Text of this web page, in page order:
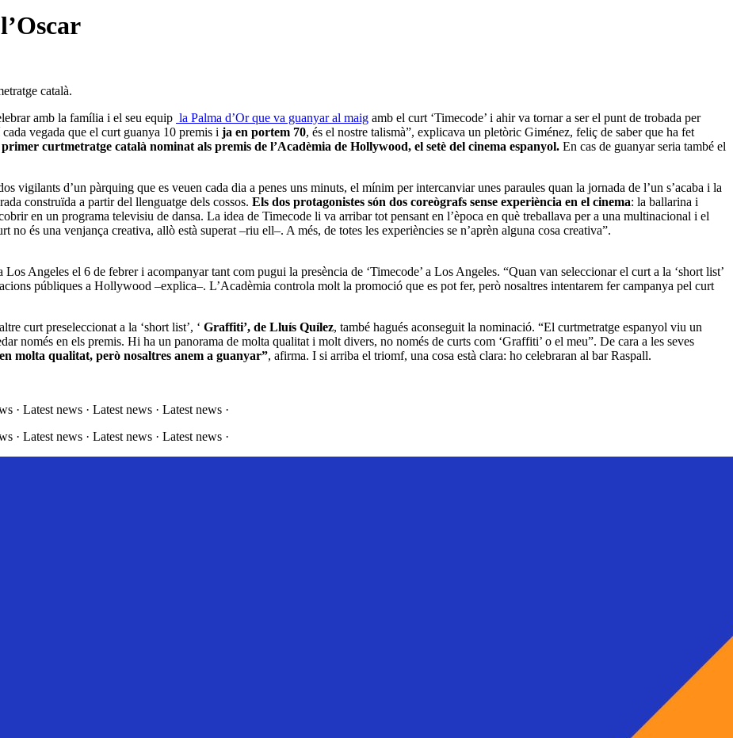
català.
amb la família i el seu equip la Palma d’Or que va guanyar al maig amb el curt ‘Timecode’ i ahir va tornar a ser el punt de trobada per
vegada que el curt guanya 10 premis i ja en portem 70, és el nostre talismà”, explicava un pletòric Giménez, feliç de saber que ha fet
primer curtmetratge català nominat als premis de l’Acadèmia de Hollywood, el setè del cinema espanyol. En cas de guanyar seria també el
vigilants d’un pàrquing que es veuen cada dia a penes uns minuts, el mínim per intercanviar unes paraules quan la jornada de l’un s’acaba i la
construïda a partir del llenguatge dels cossos. Els dos protagonistes són dos coreògrafs sense experiència en el cinema: la ballarina i
en un programa televisiu de dansa. La idea de Timecode li va arribar tot pensant en l’època en què treballava per a una multinacional i el
és una venjança creativa, allò està superat –riu ell–. A més, de totes les experiències se n’aprèn alguna cosa creativa”.
Angeles el 6 de febrer i acompanyar tant com pugui la presència de ‘Timecode’ a Los Angeles. “Quan van seleccionar el curt a la ‘short list’
públiques a Hollywood –explica–. L’Acadèmia controla molt la promoció que es pot fer, però nosaltres intentarem fer campanya pel curt
curt preseleccionat a la ‘short list’, ‘ Graffiti’, de Lluís Quílez, també hagués aconseguit la nominació. “El curtmetratge espanyol viu un
només en els premis. Hi ha un panorama de molta qualitat i molt divers, no només de curts com ‘Graffiti’ o el meu”. De cara a les seves
molta qualitat, però nosaltres anem a guanyar”, afirma. I si arriba el triomf, una cosa està clara: ho celebraran al bar Raspall.
· Latest news · Latest news · Latest news ·
· Latest news · Latest news · Latest news ·